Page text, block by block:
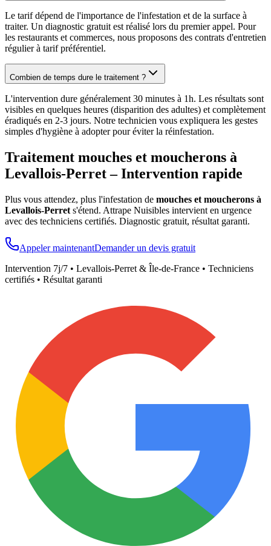
Le tarif dépend de l'importance de l'infestation et de la surface à
traiter. Un diagnostic gratuit est réalisé lors du premier appel. Pour
les restaurants et commerces, nous proposons des contrats d'entretien
régulier à tarif préférentiel.
Combien de temps dure le traitement ?
L'intervention dure généralement 30 minutes à 1h. Les résultats sont
visibles en quelques heures (disparition des adultes) et complètement
éradiqués en 2-3 jours. Notre technicien vous expliquera les gestes
simples d'hygiène à adopter pour éviter la réinfestation.
Traitement mouches et moucherons à
Levallois-Perret– Intervention rapide
Plus vous attendez, plus l'infestation de mouches et moucherons à
Levallois-Perret s'étend. Attrape Nuisibles intervient en urgence
avec des techniciens certifiés. Diagnostic gratuit, résultat garanti.
Appeler maintenantDemander un devis gratuit
Intervention 7j/7 • Levallois-Perret & Île-de-France • Techniciens
certifiés • Résultat garanti